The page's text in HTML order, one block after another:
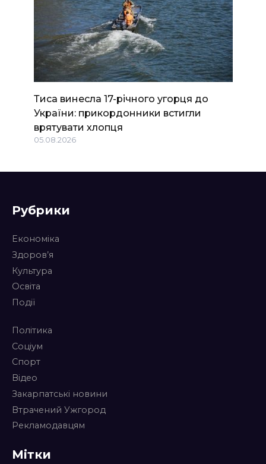
Тиса винесла 17-річного угорця до
України: прикордонники встигли
врятувати хлопця
05.08.2026
Рубрики
Економіка
Здоров’я
Культура
Освіта
Події
Політика
Соціум
Спорт
Відео
Закарпатські новини
Втрачений Ужгород
Рекламодавцям
Мітки